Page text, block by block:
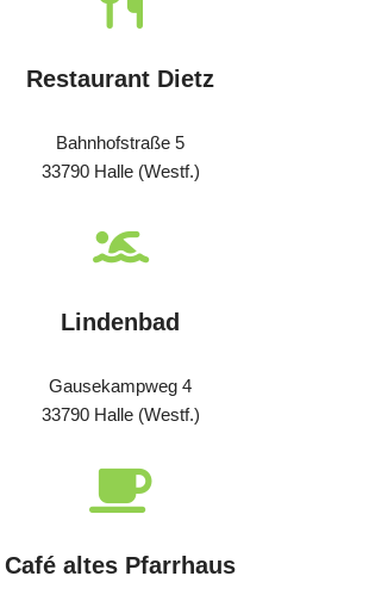
Restaurant Dietz
Bahnhofstraße 5
33790 Halle (Westf.)
Lindenbad
Gausekampweg 4
33790 Halle (Westf.)
Café altes Pfarrhaus